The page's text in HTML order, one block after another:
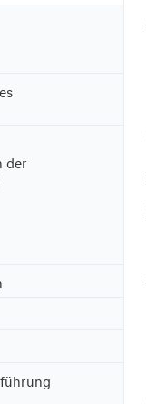
der